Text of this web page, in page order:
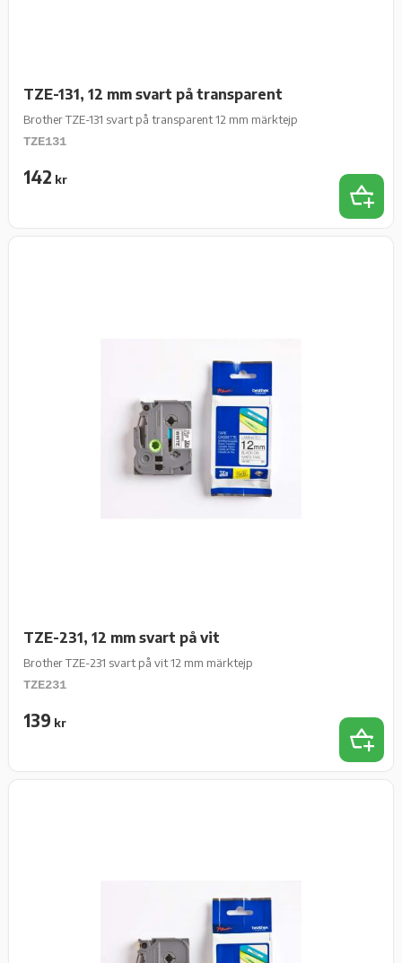
TZE-131, 12 mm svart på transparent
Brother TZE-131 svart på transparent 12 mm märktejp
TZE131
142 kr
TZE-231, 12 mm svart på vit
Brother TZE-231 svart på vit 12 mm märktejp
TZE231
139 kr